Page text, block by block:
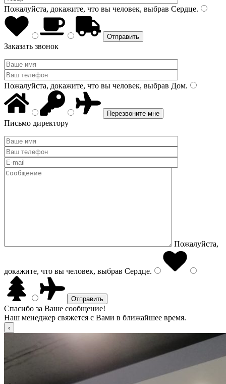
Пожалуйста, докажите, что вы человек, выбрав Сердце.
Заказать звонок
Пожалуйста, докажите, что вы человек, выбрав Дом.
Письмо директору
Пожалуйста,
докажите, что вы человек, выбрав Сердце.
Спасибо за Ваше сообщение!
Наш менеджер свяжется с Вами в ближайшее время.